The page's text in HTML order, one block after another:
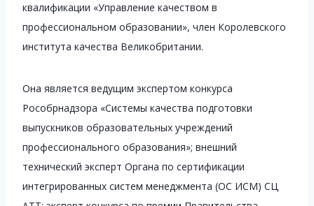
квалификации «Управление качеством в
профессиональном образовании», член Королевского
института качества Великобритании.
Она является ведущим экспертом конкурса
Рособрнадзора «Системы качества подготовки
выпускников образовательных учреждений
профессионального образования»; внешний
технический эксперт Органа по сертификации
интегрированных систем менеджмента (ОС ИСМ) СЦ